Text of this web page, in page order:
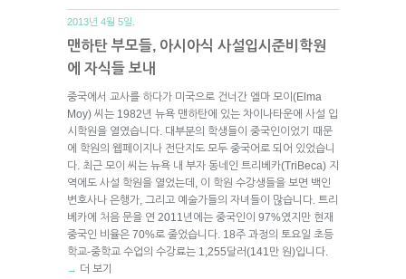
2013년 4월 5일.
맨하탄 부모들, 아시아식 사설입시준비학원
에 자식들 보내
중국에서 교사를 하다가 미국으로 건너간 엘마 모이(Elma
Moy) 씨는 1982년 뉴욕 맨하탄에 있는 차이나타운에 사설 입
시학원을 열였습니다. 대부분의 학생들이 중국인이었기 때문
에 학원의 웹페이지나 전단지도 모두 중국어로 되어 있었습니
다. 최근 모이 씨는 뉴욕 내 부자 동네인 트리베카(TriBeca) 지
역에도 사설 학원을 열었는데, 이 학원 수강생들을 보면 백인
변호사나 은행가, 그리고 예술가들의 자녀들이 많습니다. 트리
베카에 처음 문을 연 2011년에는 중국인이 97%였지만 현재
중국인 비율은 70%로 줄었습니다. 18주 과정의 토요일 초등
학교-중학교 수업의 수강료는 1,255달러(141만 원)입니다.
→ 더 보기